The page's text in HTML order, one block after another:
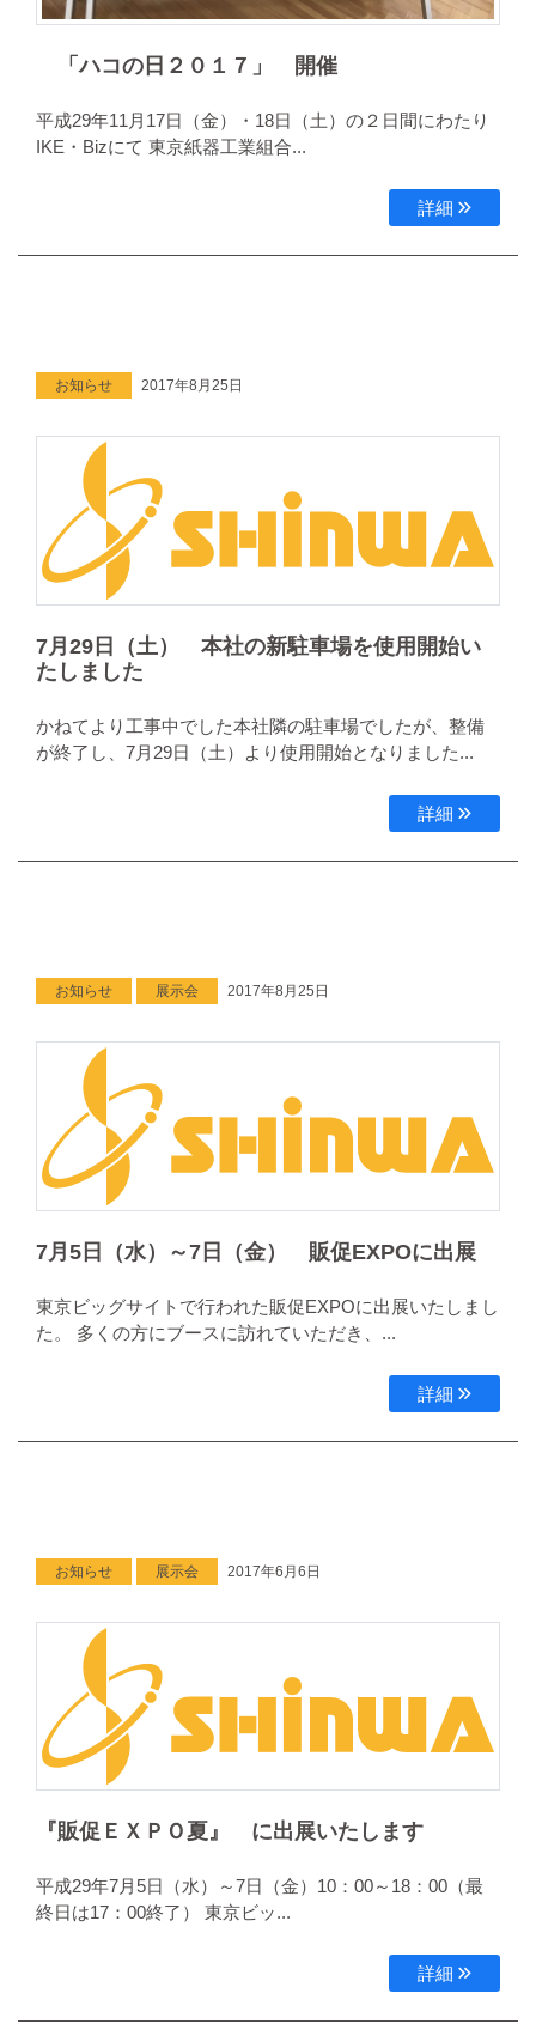
「ハコの日２０１７」 開催
平成29年11月17日（金）・18日（土）の２日間にわたり
IKE・Bizにて 東京紙器工業組合...
詳細
お知らせ 2017年8月25日
7月29日（土） 本社の新駐車場を使用開始い
たしました
かねてより工事中でした本社隣の駐車場でしたが、整備
が終了し、7月29日（土）より使用開始となりました...
詳細
お知らせ 展示会 2017年8月25日
7月5日（水）～7日（金） 販促EXPOに出展
東京ビッグサイトで行われた販促EXPOに出展いたしまし
た。 多くの方にブースに訪れていただき、...
詳細
お知らせ 展示会 2017年6月6日
『販促ＥＸＰＯ夏』 に出展いたします
平成29年7月5日（水）～7日（金）10：00～18：00（最
終日は17：00終了） 東京ビッ...
詳細